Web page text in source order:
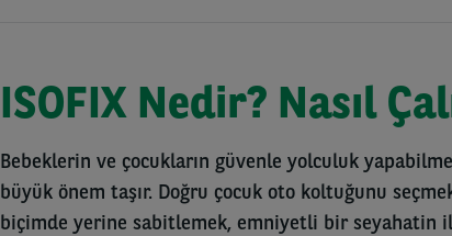
ISOFIX Nedir? Nasıl
Bebeklerin ve çocukların güvenle yolculuk
büyük önem taşır. Doğru çocuk oto koltuğunu
biçimde yerine sabitlemek, emniyetli bir seyahatin ilk